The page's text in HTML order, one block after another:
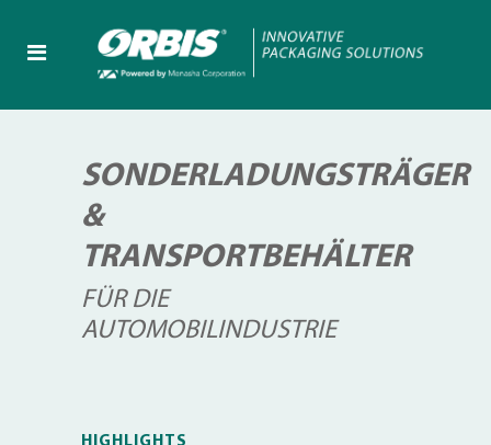
SONDERLADUNGSTRÄGER
&
TRANSPORTBEHÄLTER
FÜR DIE
AUTOMOBILINDUSTRIE
HIGHLIGHTS